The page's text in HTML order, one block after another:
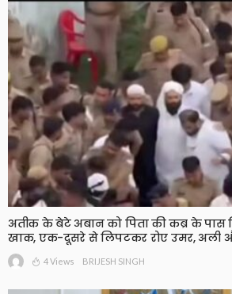
अतीक के बेटे अबान को पिता की कब्र के पास
खाक, एक-दूसरे से लिपटकर रोए उमर, अली
4 Views BRIJESH SINGH